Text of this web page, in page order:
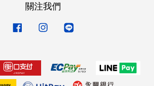
關注我們
Facebook Instagram